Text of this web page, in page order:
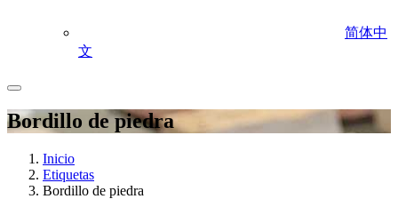
简体中
文
Bordillo de piedra
Inicio
Etiquetas
Bordillo de piedra